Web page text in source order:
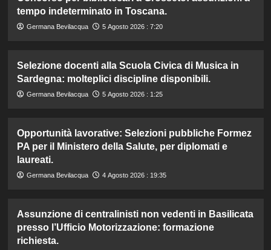
tempo indeterminato in Toscana.
Germana Bevilacqua 5 Agosto 2026 : 7:20
Selezione docenti alla Scuola Civica di Musica in
Sardegna: molteplici discipline disponibili.
Germana Bevilacqua 5 Agosto 2026 : 1:25
Opportunità lavorative: Selezioni pubbliche Formez
PA per il Ministero della Salute, per diplomati e
laureati.
Germana Bevilacqua 4 Agosto 2026 : 19:35
Assunzione di centralinisti non vedenti in Basilicata
presso l’Ufficio Motorizzazione: formazione
richiesta.